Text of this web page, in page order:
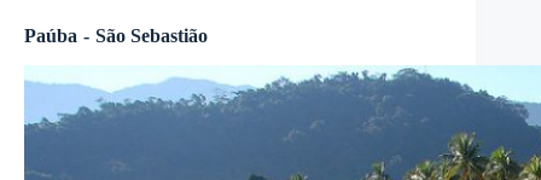
Paúba - São Sebastião